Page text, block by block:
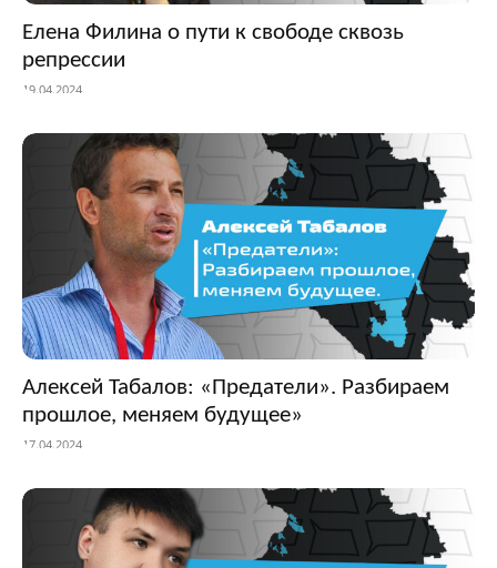
Елена Филина о пути к свободе сквозь
репрессии
19.04.2024
Алексей Табалов: «Предатели». Разбираем
прошлое, меняем будущее»
17.04.2024